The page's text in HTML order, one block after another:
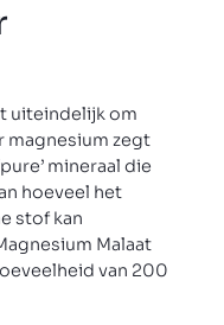
uiteindelijk om
magnesium zegt
mineraal die
hoeveel het
stof kan
Malaat
van 200